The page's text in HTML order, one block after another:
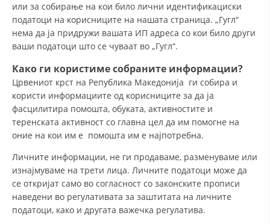
или за собирање на кои било лични идентификациски
податоци на корисниците на нашата страница. „Гугл“
нема да ја придружи вашата ИП адреса со кои било други
ваши податоци што се чуваат во „Гугл“.
Како ги користиме собраните информации?
Црвениот крст на Република Македонија ги собира и
користи информациите од корисниците за да ја
фасцилитира помошта, обуката, активностите и
теренската активност со главна цел да им помогне на
оние на кои им е помошта им е најпотребна.
Личните информации, не ги продаваме, разменуваме или
изнајмуваме на трети лица. Личните податоци може да
се откријат само во согласност со законските прописи
наведени во регулативата за заштитата на личните
податоци, како и другата важечка регулатива.